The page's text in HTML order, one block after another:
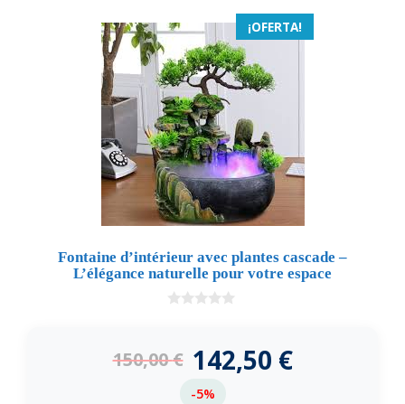
¡OFERTA!
Fontaine d’intérieur avec plantes cascade –
L’élégance naturelle pour votre espace
5
150,00€ 142,50 €
-5%